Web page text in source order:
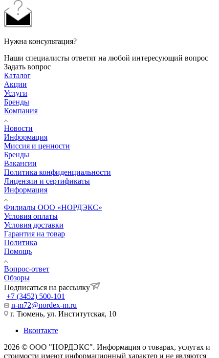
Нужна консультация?
Наши специалисты ответят на любой интересующий вопрос
Задать вопрос
Каталог
Акции
Услуги
Бренды
Компания
Новости
Информация
Миссия и ценности
Бренды
Вакансии
Политика конфиденциальности
Лицензии и сертификаты
Информация
Филиалы ООО «НОРДЭКС»
Условия оплаты
Условия доставки
Гарантия на товар
Политика
Помощь
Вопрос-ответ
Обзоры
Подписаться на рассылку
+7 (3452) 500-101
n-m72@nordex-m.ru
г. Тюмень, ул. Институтская, 10
Вконтакте
2026 © ООО "НОРДЭКС". Информация о товарах, услугах и
стоимости имеют информационный характер и не являются